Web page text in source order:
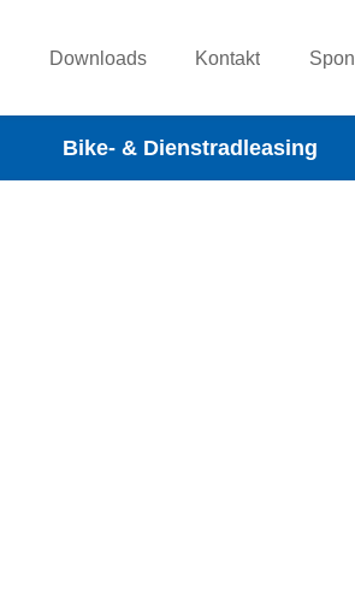
Downloads Kontakt
Bike- & Dienstradleasing